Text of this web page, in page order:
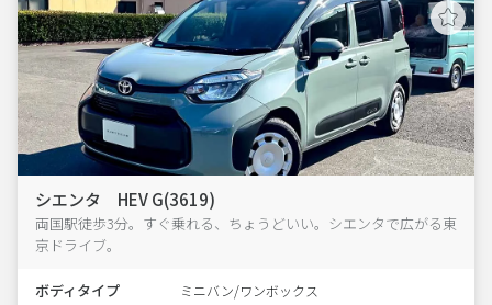
シエンタ HEV G(3619)
両国駅徒歩3分。すぐ乗れる、ちょうどいい。シエンタで広がる東
京ドライブ。
ボディタイプ ミニバン/ワンボックス